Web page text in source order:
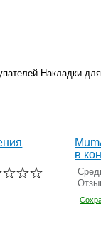
Накладки
в